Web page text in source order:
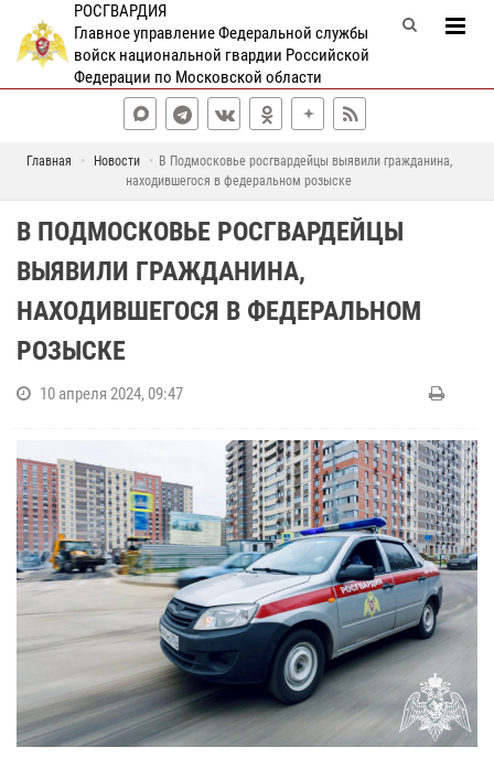
РОСГВАРДИЯ
Главное управление Федеральной службы
войск национальной гвардии Российской
Федерации по Московской области
Главная Новости
В Подмосковье росгвардейцы выявили гражданина,
находившегося в федеральном розыске
В ПОДМОСКОВЬЕ РОСГВАРДЕЙЦЫ
ВЫЯВИЛИ ГРАЖДАНИНА,
НАХОДИВШЕГОСЯ В ФЕДЕРАЛЬНОМ
РОЗЫСКЕ
10 апреля 2024, 09:47